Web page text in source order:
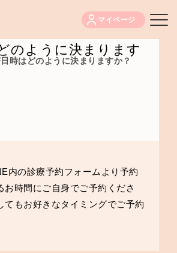
マイページ
時はどのように決まりますか？
のように決まります
内の診療予約フォームより予約
お時間にご自身でご予約くださ
てもお好きなタイミングでご予約